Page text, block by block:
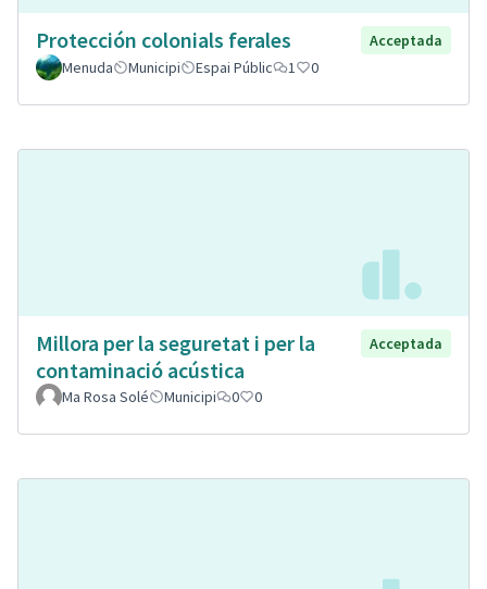
Protección colonials ferales
Acceptada
Menuda
Municipi Espai Públic 1 0
Millora per la seguretat i per la
contaminació acústica
Acceptada
Ma Rosa Solé Municipi 0 0